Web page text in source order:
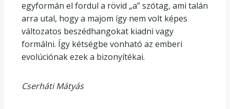
egyformán el fordul a rövid „a” szótag, ami talán
arra utal, hogy a majom így nem volt képes
változatos beszédhangokat kiadni vagy
formálni. Így kétségbe vonható az emberi
evolúciónak ezek a bizonyítékai.
Cserháti Mátyás